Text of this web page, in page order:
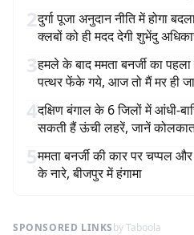
2दुर्गा पूजा अनुदान नीति में होगा
क्लबों को ही मदद देगी शुभेंदु
3हमले के बाद ममता बनर्जी का
पत्थर फेंके गये, आज तो मैं मर ही
4दक्षिण बंगाल के 6 जिलों में आंधी-
सकती हैं ऊंची लहरें, जानें
5ममता बनर्जी की कार पर चप्पल
के नारे, बीजपुर में हंगामा
SPONSORED LINKSby Taboola